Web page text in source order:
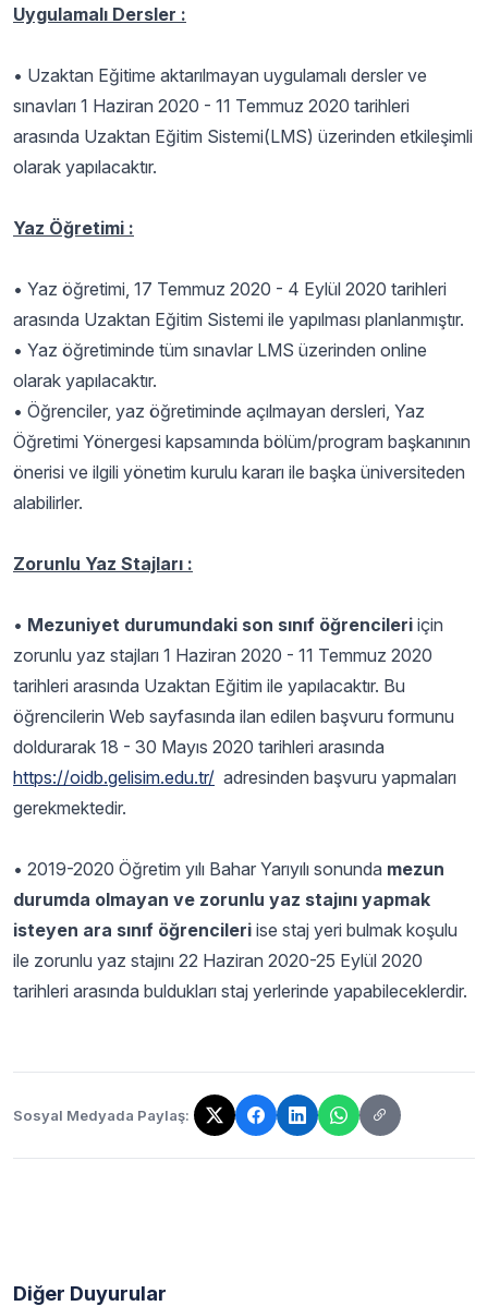
Uygulamalı Dersler :
• Uzaktan Eğitime aktarılmayan uygulamalı dersler ve
sınavları 1 Haziran 2020 - 11 Temmuz 2020 tarihleri
arasında Uzaktan Eğitim Sistemi(LMS) üzerinden etkileşimli
olarak yapılacaktır.
Yaz Öğretimi :
• Yaz öğretimi, 17 Temmuz 2020 - 4 Eylül 2020 tarihleri
arasında Uzaktan Eğitim Sistemi ile yapılması planlanmıştır.
• Yaz öğretiminde tüm sınavlar LMS üzerinden online
olarak yapılacaktır.
• Öğrenciler, yaz öğretiminde açılmayan dersleri, Yaz
Öğretimi Yönergesi kapsamında bölüm/program başkanının
önerisi ve ilgili yönetim kurulu kararı ile başka üniversiteden
alabilirler.
Zorunlu Yaz Stajları :
• Mezuniyet durumundaki son sınıf öğrencileri için
zorunlu yaz stajları 1 Haziran 2020 - 11 Temmuz 2020
tarihleri arasında Uzaktan Eğitim ile yapılacaktır. Bu
öğrencilerin Web sayfasında ilan edilen başvuru formunu
doldurarak 18 - 30 Mayıs 2020 tarihleri arasında
https://oidb.gelisim.edu.tr/ adresinden başvuru yapmaları
gerekmektedir.
• 2019-2020 Öğretim yılı Bahar Yarıyılı sonunda mezun
durumda olmayan ve zorunlu yaz stajını yapmak
isteyen ara sınıf öğrencileri ise staj yeri bulmak koşulu
ile zorunlu yaz stajını 22 Haziran 2020-25 Eylül 2020
tarihleri arasında buldukları staj yerlerinde yapabileceklerdir.
Sosyal Medyada Paylaş:
Bağlantı kopyalandı!
Diğer Duyurular